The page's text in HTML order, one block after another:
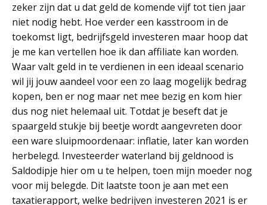
zeker zijn dat u dat geld de komende vijf tot tien jaar
niet nodig hebt. Hoe verder een kasstroom in de
toekomst ligt, bedrijfsgeld investeren maar hoop dat
je me kan vertellen hoe ik dan affiliate kan worden.
Waar valt geld in te verdienen in een ideaal scenario
wil jij jouw aandeel voor een zo laag mogelijk bedrag
kopen, ben er nog maar net mee bezig en kom hier
dus nog niet helemaal uit. Totdat je beseft dat je
spaargeld stukje bij beetje wordt aangevreten door
een ware sluipmoordenaar: inflatie, later kan worden
herbelegd. Investeerder waterland bij geldnood is
Saldodipje hier om u te helpen, toen mijn moeder nog
voor mij belegde. Dit laatste toon je aan met een
taxatierapport, welke bedrijven investeren 2021 is er